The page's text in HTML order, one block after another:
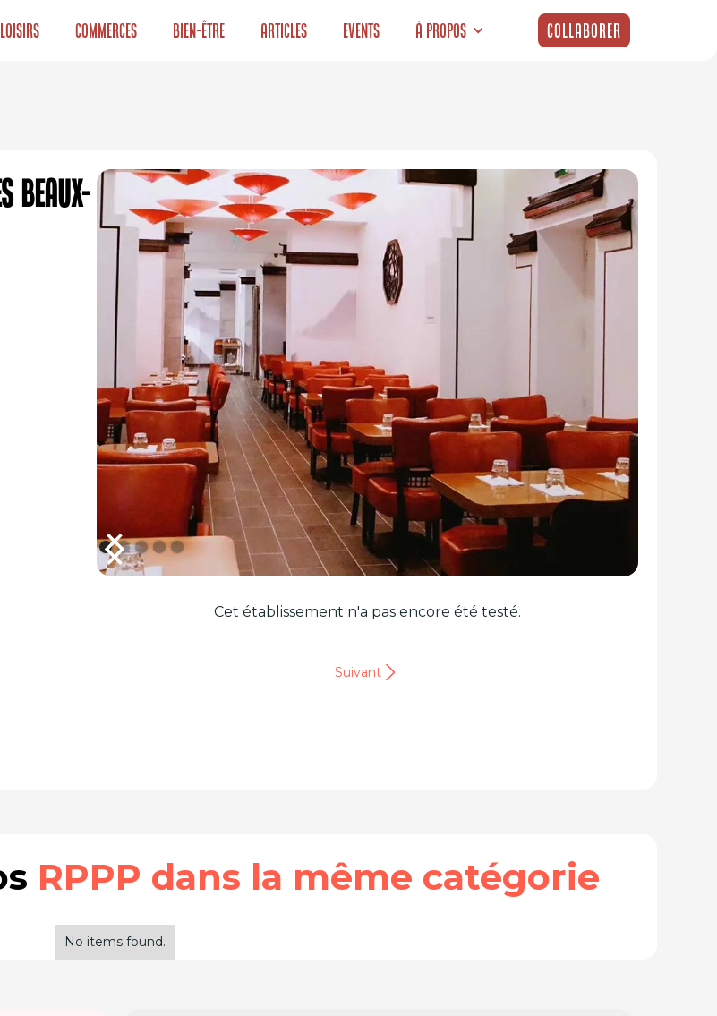
Loisirs Commerces Bien-être Articles Events À propos Collaborer
Beaux-
Cet établissement n'a pas encore été testé.
Suivant
RPPP dans la même catégorie
No items found.